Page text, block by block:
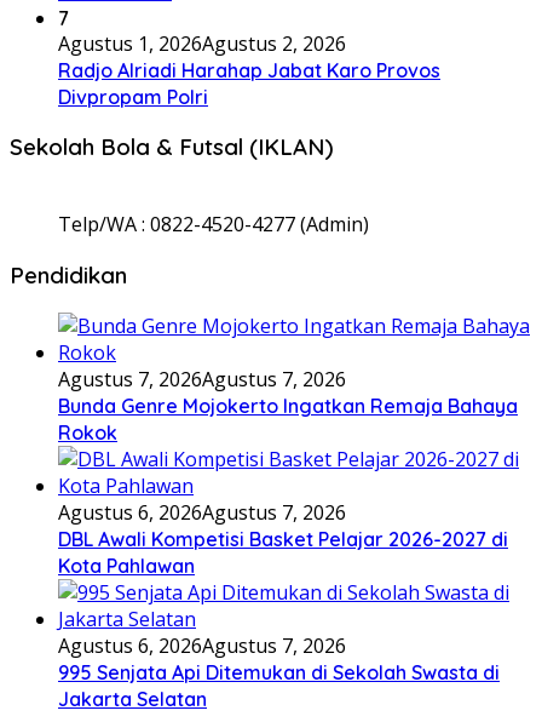
7
Agustus 1, 2026Agustus 2, 2026
Radjo Alriadi Harahap Jabat Karo Provos
Divpropam Polri
Sekolah Bola & Futsal (IKLAN)
Telp/WA : 0822-4520-4277 (Admin)
Pendidikan
Agustus 7, 2026Agustus 7, 2026
Bunda Genre Mojokerto Ingatkan Remaja Bahaya
Rokok
Agustus 6, 2026Agustus 7, 2026
DBL Awali Kompetisi Basket Pelajar 2026-2027 di
Kota Pahlawan
Agustus 6, 2026Agustus 7, 2026
995 Senjata Api Ditemukan di Sekolah Swasta di
Jakarta Selatan